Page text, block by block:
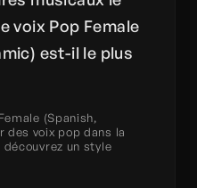
voix Pop Female
est-il le plus
(Spanish,
des voix pop dans la
un style